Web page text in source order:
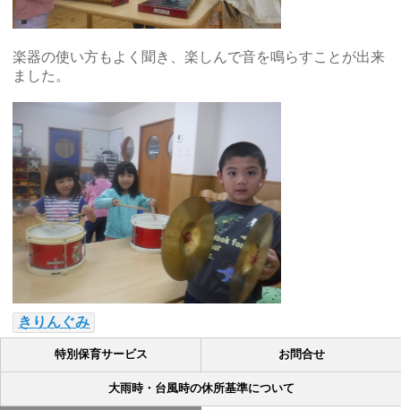
楽器の使い方もよく聞き、楽しんで音を鳴らすことが出来
ました。
きりんぐみ
特別保育サービス お問合せ
大雨時・台風時の休所基準について